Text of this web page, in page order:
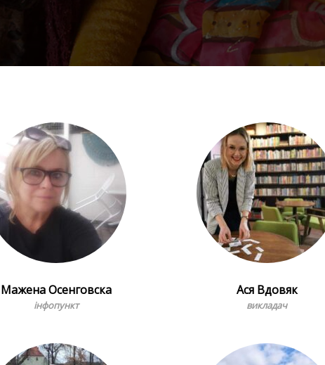
Мажена Осенговска
інфопункт
Ася Вдовяк
викладач